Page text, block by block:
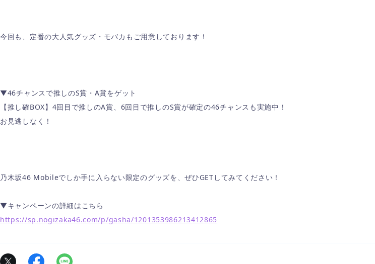
今回も、定番の大人気グッズ・モバカもご用意しております！
▼46チャンスで推しのS賞・A賞をゲット
【推し確BOX】4回目で推しのA賞、6回目で推しのS賞が確定の46チャンスも実施中！
お見逃しなく！
乃木坂46 Mobileでしか手に入らない限定のグッズを、ぜひGETしてみてください！
▼キャンペーンの詳細はこちら
https://sp.nogizaka46.com/p/gasha/1201353986213412865